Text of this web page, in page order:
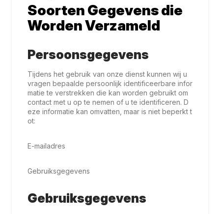
Soorten Gegevens die
Worden Verzameld
Persoonsgegevens
Tijdens het gebruik van onze dienst kunnen wij u
vragen bepaalde persoonlijk identificeerbare infor
matie te verstrekken die kan worden gebruikt om
contact met u op te nemen of u te identificeren. D
eze informatie kan omvatten, maar is niet beperkt t
ot:
E-mailadres
Gebruiksgegevens
Gebruiksgegevens